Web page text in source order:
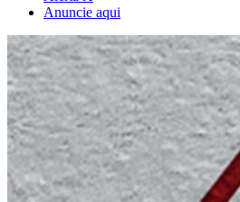
Anuncie aqui